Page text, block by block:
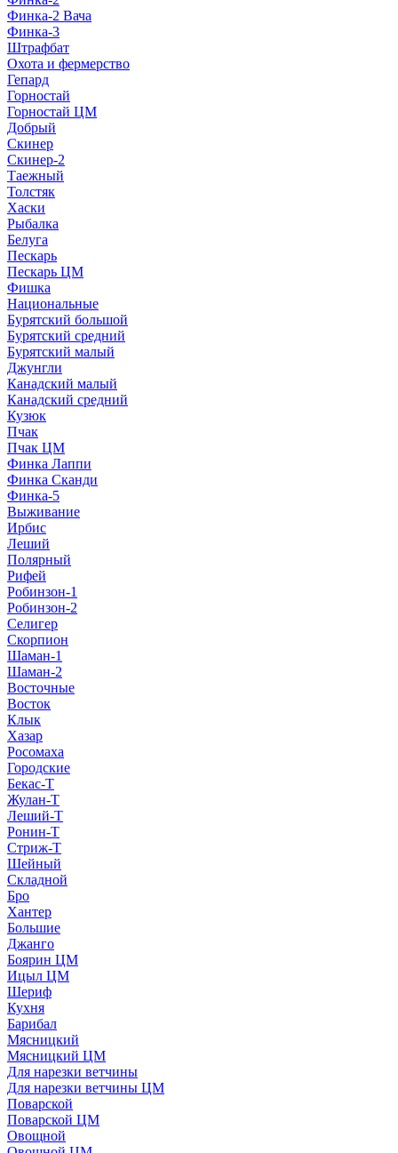
Финка-2 Вача
Финка-3
Штрафбат
Охота и фермерство
Гепард
Горностай
Горностай ЦМ
Добрый
Скинер
Скинер-2
Таежный
Толстяк
Хаски
Рыбалка
Белуга
Пескарь
Пескарь ЦМ
Фишка
Национальные
Бурятский большой
Бурятский средний
Бурятский малый
Джунгли
Канадский малый
Канадский средний
Кузюк
Пчак
Пчак ЦМ
Финка Лаппи
Финка Сканди
Финка-5
Выживание
Ирбис
Леший
Полярный
Рифей
Робинзон-1
Робинзон-2
Селигер
Скорпион
Шаман-1
Шаман-2
Восточные
Восток
Клык
Хазар
Росомаха
Городские
Бекас-Т
Жулан-Т
Леший-Т
Ронин-Т
Стриж-Т
Шейный
Складной
Бро
Хантер
Большие
Джанго
Боярин ЦМ
Ицыл ЦМ
Шериф
Кухня
Барибал
Мясницкий
Мясницкий ЦМ
Для нарезки ветчины
Для нарезки ветчины ЦМ
Поварской
Поварской ЦМ
Овощной